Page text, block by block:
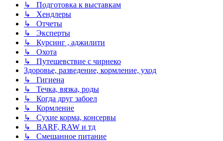
↳ Подготовка к выставкам
↳ Хендлеры
↳ Отчеты
↳ Эксперты
↳ Курсинг , аджилити
↳ Охота
↳ Путешевствие с чирнеко
Здоровье, разведение, кормление, уход
↳ Гигиена
↳ Течка, вязка, роды
↳ Когда друг забоел
↳ Кормление
↳ Сухие корма, консервы
↳ BARF, RAW и тд
↳ Смешанное питание